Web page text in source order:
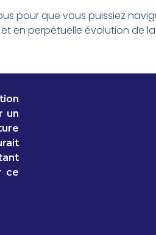
pour que vous puissiez
en perpétuelle évolution de
un
ce